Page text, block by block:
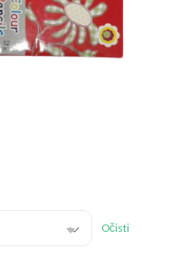
Očisti